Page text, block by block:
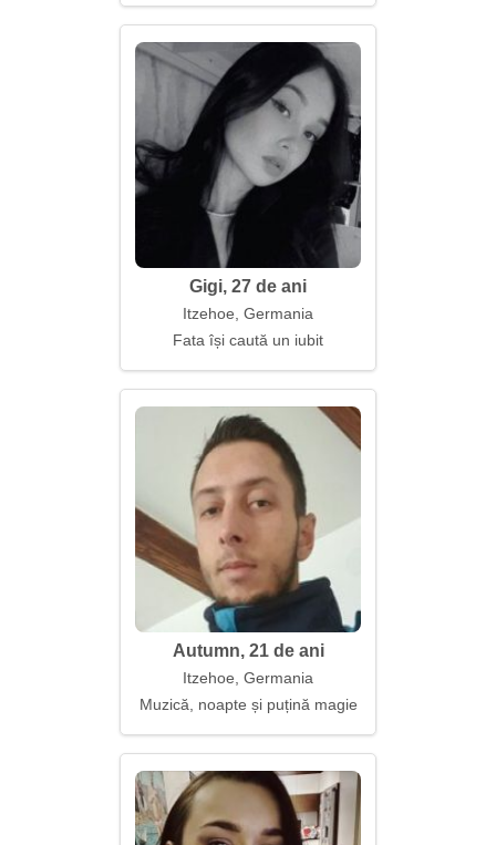
Gigi, 27 de ani
Itzehoe, Germania
Fata își caută un iubit
Autumn, 21 de ani
Itzehoe, Germania
Muzică, noapte și puțină magie